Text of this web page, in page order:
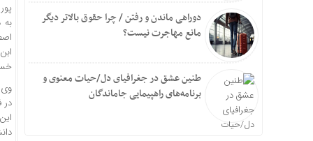
دوراهی ماندن و رفتن / چرا حقوق بالاتر دیگر
مانع مهاجرت نیست؟
طنین عشق در جغرافیای دل/حیات معنوی و
برنامه‌های راهپیمایی جاماندگان
وی
در